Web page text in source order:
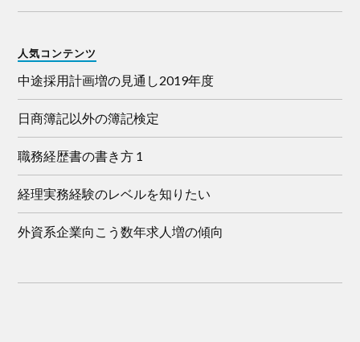
人気コンテンツ
中途採用計画増の見通し2019年度
日商簿記以外の簿記検定
職務経歴書の書き方 1
経理実務経験のレベルを知りたい
外資系企業向こう数年求人増の傾向